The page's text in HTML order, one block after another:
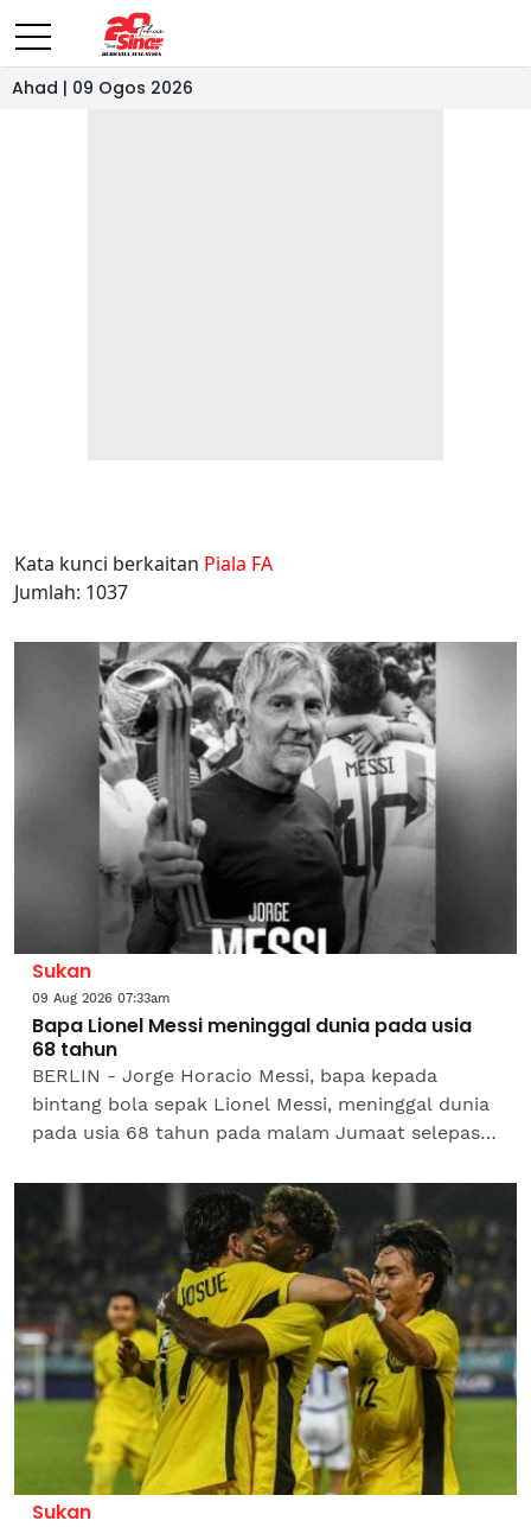
Ahad | 09 Ogos 2026
Kata kunci berkaitan Piala FA
Jumlah: 1037
Sukan
09 Aug 2026 07:33am
Bapa Lionel Messi meninggal dunia pada usia
68 tahun
BERLIN - Jorge Horacio Messi, bapa kepada
bintang bola sepak Lionel Messi, meninggal dunia
pada usia 68 tahun pada malam Jumaat selepas
Sepak Amerika...
Sukan